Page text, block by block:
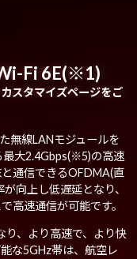
Fi 6E(※1)
スタマイズページをご
無線LANモジュールを
最大2.4Gbps(※5)の高速
通信できるOFDMA(直
向上し低遅延となり、
高速通信が可能です。
り、より高速で、より快
な5GHz帯は、航空レ